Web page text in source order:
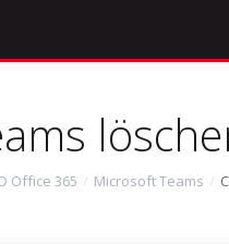
Office 365 Microsoft Teams